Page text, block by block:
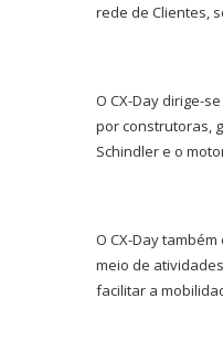
rede de Clientes,
O CX-Day dirige-
por construtoras,
Schindler e o
O CX-Day
meio de
facilitar a